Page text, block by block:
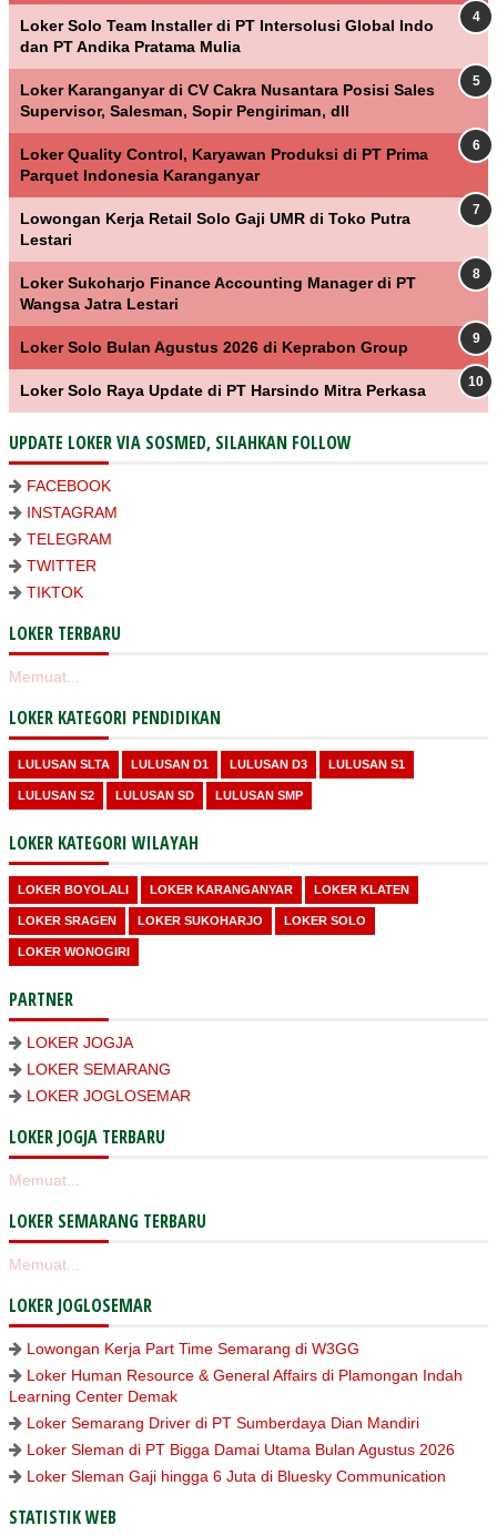
Loker Solo Team Installer di PT Intersolusi Global Indo
dan PT Andika Pratama Mulia
Loker Karanganyar di CV Cakra Nusantara Posisi Sales
Supervisor, Salesman, Sopir Pengiriman, dll
Loker Quality Control, Karyawan Produksi di PT Prima
Parquet Indonesia Karanganyar
Lowongan Kerja Retail Solo Gaji UMR di Toko Putra
Lestari
Loker Sukoharjo Finance Accounting Manager di PT
Wangsa Jatra Lestari
Loker Solo Bulan Agustus 2026 di Keprabon Group
Loker Solo Raya Update di PT Harsindo Mitra Perkasa
UPDATE LOKER VIA SOSMED, SILAHKAN FOLLOW
FACEBOOK
INSTAGRAM
TELEGRAM
TWITTER
TIKTOK
LOKER TERBARU
Memuat...
LOKER KATEGORI PENDIDIKAN
LULUSAN SLTA LULUSAN D1 LULUSAN D3 LULUSAN S1
LULUSAN S2 LULUSAN SD LULUSAN SMP
LOKER KATEGORI WILAYAH
LOKER BOYOLALI LOKER KARANGANYAR LOKER KLATEN
LOKER SRAGEN LOKER SUKOHARJO LOKER SOLO
LOKER WONOGIRI
PARTNER
LOKER JOGJA
LOKER SEMARANG
LOKER JOGLOSEMAR
LOKER JOGJA TERBARU
Memuat...
LOKER SEMARANG TERBARU
Memuat...
LOKER JOGLOSEMAR
Lowongan Kerja Part Time Semarang di W3GG
Loker Human Resource & General Affairs di Plamongan Indah
Learning Center Demak
Loker Semarang Driver di PT Sumberdaya Dian Mandiri
Loker Sleman di PT Bigga Damai Utama Bulan Agustus 2026
Loker Sleman Gaji hingga 6 Juta di Bluesky Communication
STATISTIK WEB